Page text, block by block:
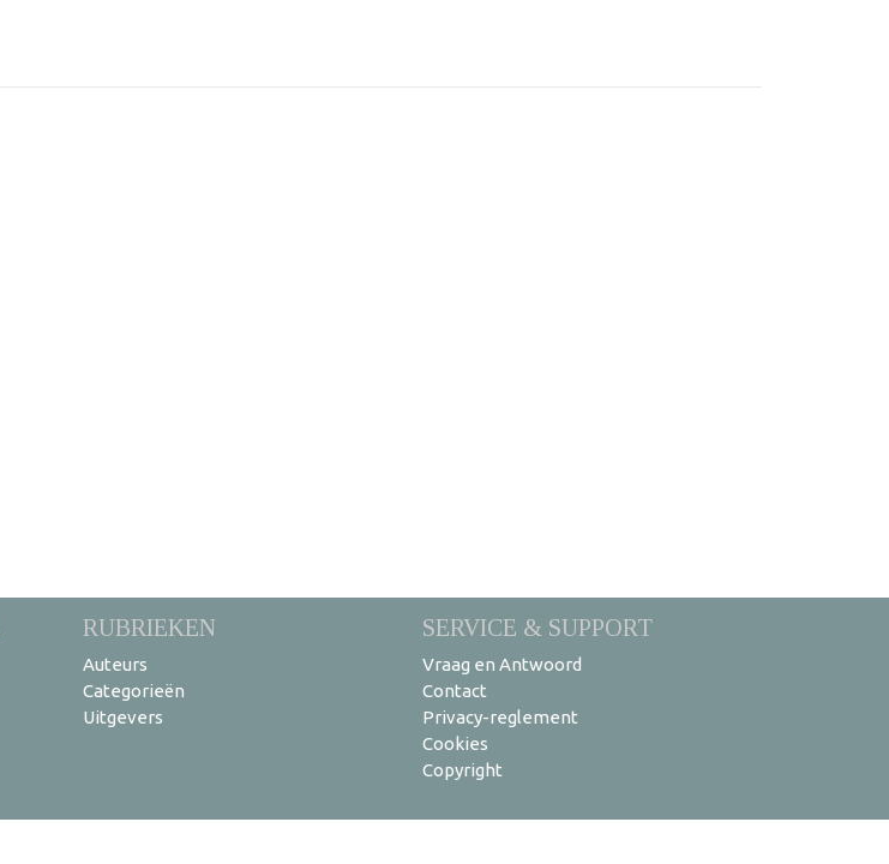
RUBRIEKEN
Auteurs
Categorieën
Uitgevers
SERVICE & SUPPORT
Vraag en Antwoord
Contact
Privacy-reglement
Cookies
Copyright